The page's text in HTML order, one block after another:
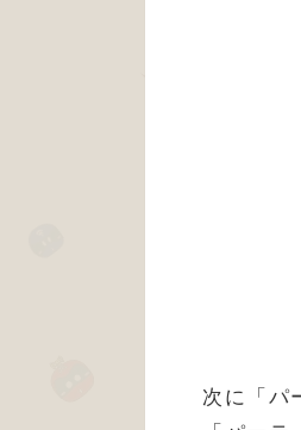
次に「パ